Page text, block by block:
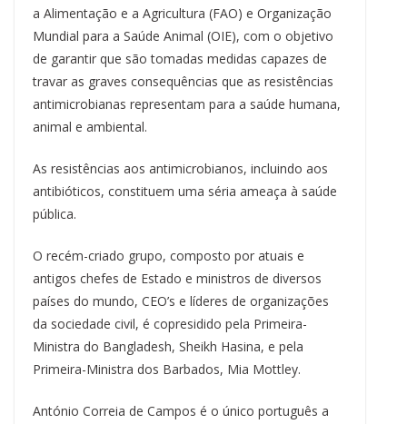
a Alimentação e a Agricultura (FAO) e Organização
Mundial para a Saúde Animal (OIE), com o objetivo
de garantir que são tomadas medidas capazes de
travar as graves consequências que as resistências
antimicrobianas representam para a saúde humana,
animal e ambiental.
As resistências aos antimicrobianos, incluindo aos
antibióticos, constituem uma séria ameaça à saúde
pública.
O recém-criado grupo, composto por atuais e
antigos chefes de Estado e ministros de diversos
países do mundo, CEO’s e líderes de organizações
da sociedade civil, é copresidido pela Primeira-
Ministra do Bangladesh, Sheikh Hasina, e pela
Primeira-Ministra dos Barbados, Mia Mottley.
António Correia de Campos é o único português a